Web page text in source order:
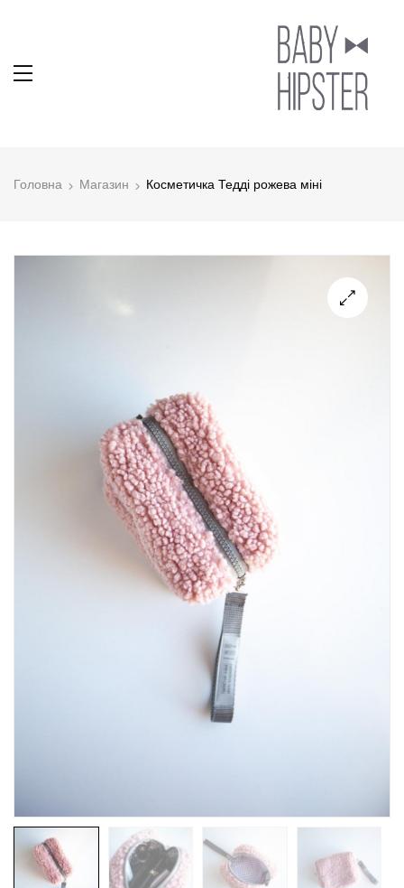
Головна Магазин Косметичка Тедді рожева міні